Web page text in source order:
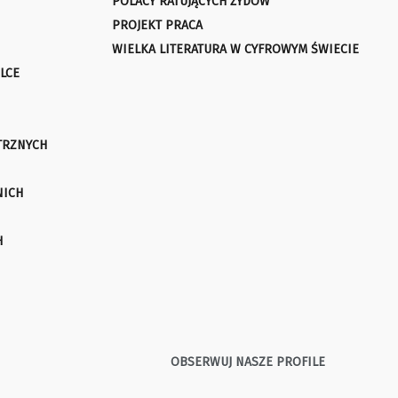
PROJEKT PRACA
WIELKA LITERATURA W CYFROWYM ŚWIECIE
OBSERWUJ NASZE PROFILE